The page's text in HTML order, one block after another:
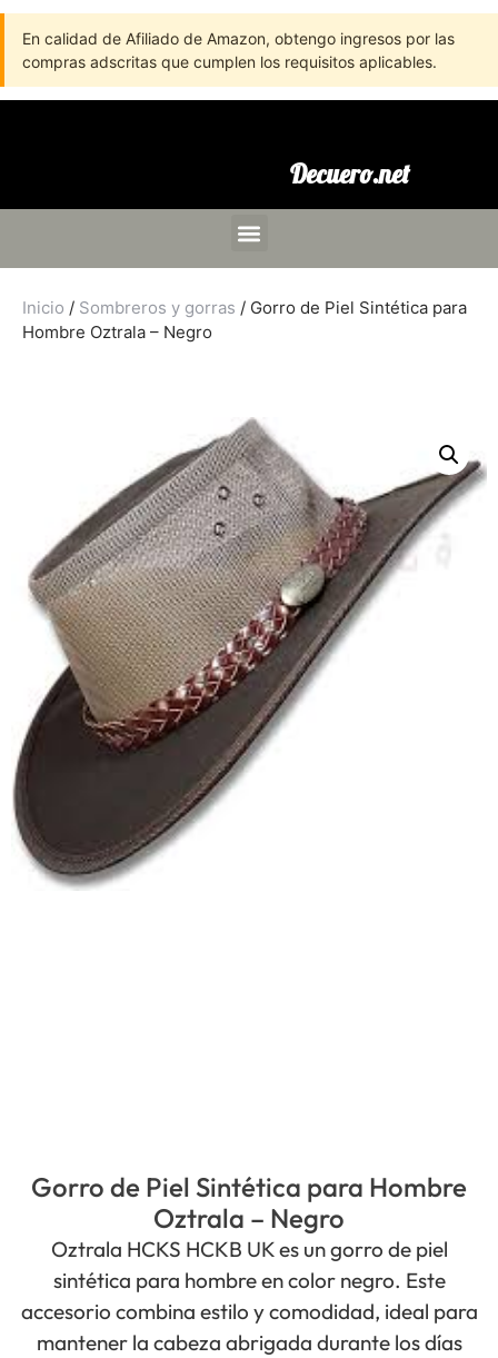
En calidad de Afiliado de Amazon, obtengo ingresos por las
compras adscritas que cumplen los requisitos aplicables.
Decuero.net
Inicio / Sombreros y gorras / Gorro de Piel Sintética para
Hombre Oztrala – Negro
Gorro de Piel Sintética para Hombre
Oztrala – Negro
Oztrala HCKS HCKB UK es un gorro de piel
sintética para hombre en color negro. Este
accesorio combina estilo y comodidad, ideal para
mantener la cabeza abrigada durante los días